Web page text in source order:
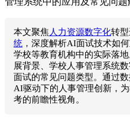
本文聚焦 人力资源数字化转
统 ，深度解析AI面试技术如
学校等教育机构中的实际落
展背景、学校人事管理系统
面试的常见问题类型。通过
AI驱动下的人事管理创新，
考的前瞻性视角。